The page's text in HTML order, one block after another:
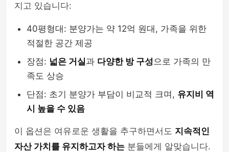
지고 있습니다:
40평형대: 분양가는 약 12억 원대, 가족을 위한
적절한 공간 제공
장점: 넓은 거실과 다양한 방 구성으로 가족의 만
족도 상승
단점: 초기 분양가 부담이 비교적 크며, 유지비 역
시 높을 수 있음
이 옵션은 여유로운 생활을 추구하면서도 지속적인
자산 가치를 유지하고자 하는 분들에게 알맞습니다.